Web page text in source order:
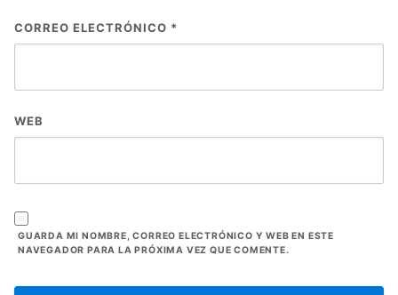
CORREO ELECTRÓNICO *
WEB
GUARDA MI NOMBRE, CORREO ELECTRÓNICO Y WEB EN ESTE
NAVEGADOR PARA LA PRÓXIMA VEZ QUE COMENTE.